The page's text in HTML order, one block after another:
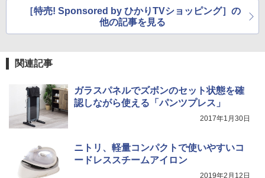
モロッコデザインが1
6,800円
［特売! Sponsored by ひかりTVショッピング］の
他の記事を見る
関連記事
ガラスパネルでズボンのセット状態を確
認しながら使える「パンツプレス」
2017年1月30日
ニトリ、軽量コンパクトで使いやすいコ
ードレススチームアイロン
2019年2月12日